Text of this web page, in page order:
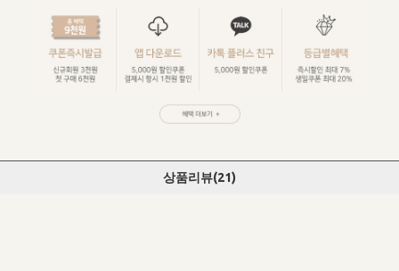
상품리뷰(21)